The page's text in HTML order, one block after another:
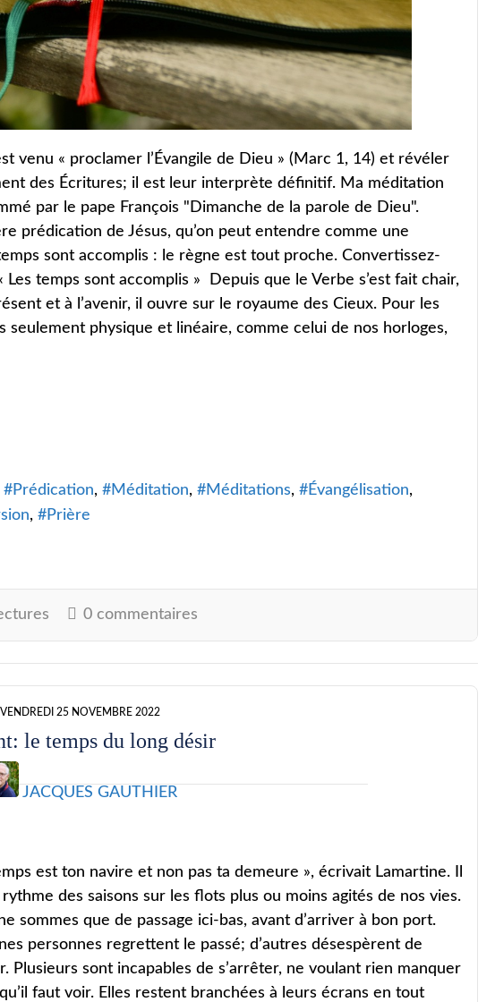
venu « proclamer l’Évangile de Dieu » (Marc 1, 14) et révéler
des Écritures; il est leur interprète définitif. Ma méditation
par le pape François "Dimanche de la parole de Dieu".
prédication de Jésus, qu’on peut entendre comme une
sont accomplis : le règne est tout proche. Convertissez-
temps sont accomplis » Depuis que le Verbe s’est fait chair,
et à l’avenir, il ouvre sur le royaume des Cieux. Pour les
seulement physique et linéaire, comme celui de nos horloges,
Prédication Méditation Méditations
Évangélisation
Prière
0 commentaires
VENDREDI 25 NOVEMBRE 2022
le temps du long désir
JACQUES GAUTHIER
est ton navire et non pas ta demeure », écrivait Lamartine. Il
des saisons sur les flots plus ou moins agités de nos vies.
sommes que de passage ici-bas, avant d’arriver à bon port.
personnes regrettent le passé; d’autres désespèrent de
Plusieurs sont incapables de s’arrêter, ne voulant rien manquer
faut voir. Elles restent branchées à leurs écrans en tout